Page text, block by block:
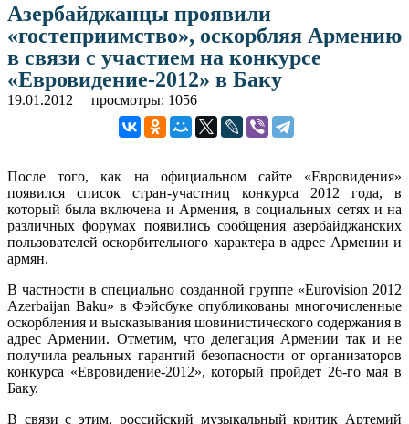
Азербайджанцы проявили
«гостеприимство», оскорбляя Армению
в связи с участием на конкурсе
«Евровидение-2012» в Баку
19.01.2012 просмотры: 1056
После того, как на официальном сайте «Евровидения»
появился список стран-участниц конкурса 2012 года, в
который была включена и Армения, в социальных сетях и на
различных форумах появились сообщения азербайджанских
пользователей оскорбительного характера в адрес Армении и
армян.
В частности в специально созданной группе «Eurovision 2012
Azerbaijan Baku» в Фэйсбуке опубликованы многочисленные
оскорбления и высказывания шовинистического содержания в
адрес Армении. Отметим, что делегация Армении так и не
получила реальных гарантий безопасности от организаторов
конкурса «Евровидение-2012», который пройдет 26-го мая в
Баку.
В связи с этим, российский музыкальный критик Артемий